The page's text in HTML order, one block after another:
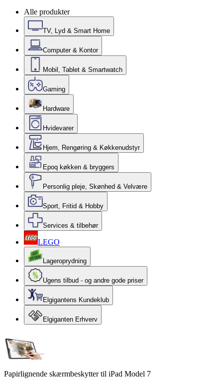
Alle produkter
TV, Lyd & Smart Home
Computer & Kontor
Mobil, Tablet & Smartwatch
Gaming
Hardware
Hvidevarer
Hjem, Rengøring & Køkkenudstyr
Epoq køkken & bryggers
Personlig pleje, Skønhed & Velvære
Sport, Fritid & Hobby
Services & tilbehør
LEGO
Lageroprydning
Ugens tilbud - og andre gode priser
Elgigantens Kundeklub
Elgiganten Erhverv
Papirlignende skærmbeskytter til iPad Model 7